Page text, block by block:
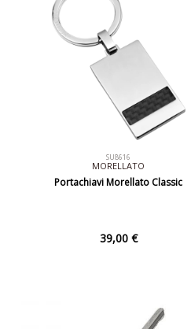
SU8616
MORELLATO
Portachiavi Morellato Classic
39,00 €